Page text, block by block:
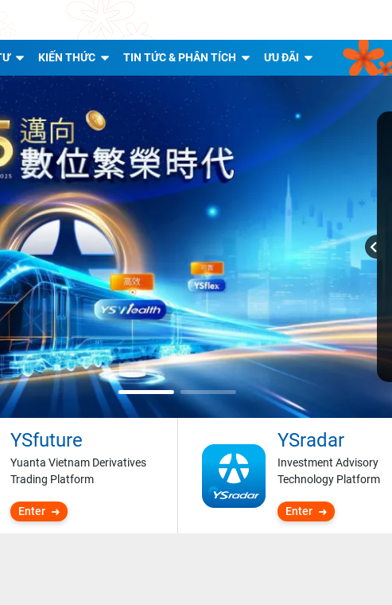
KIẾN THỨC TIN TỨC & PHÂN TÍCH ƯU ĐÃI
YSfuture
Yuanta Vietnam Derivatives
Trading Platform
Enter
YSradar
Investment Advisory
Technology Platform
Enter